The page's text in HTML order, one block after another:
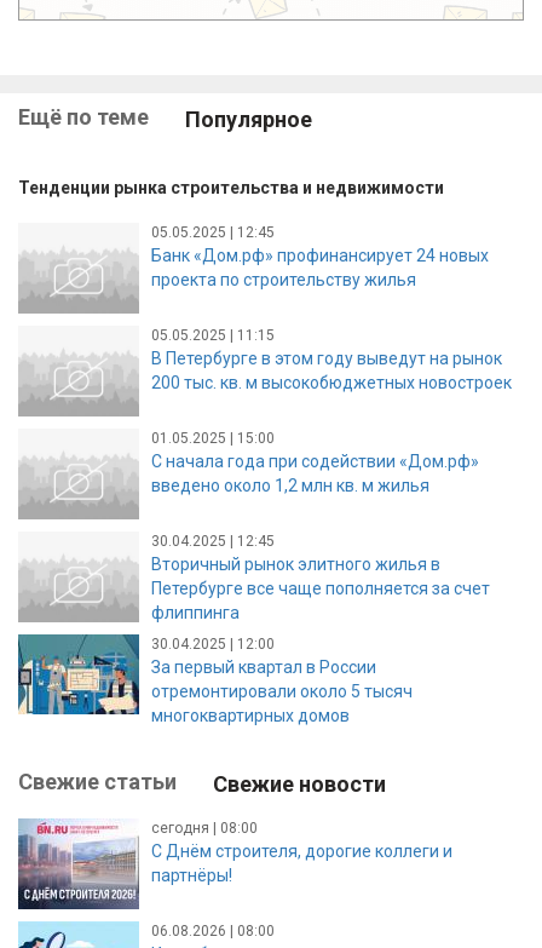
Ещё по теме Популярное
Тенденции рынка строительства и недвижимости
05.05.2025 | 12:45
Банк «Дом.рф» профинансирует 24 новых
проекта по строительству жилья
05.05.2025 | 11:15
В Петербурге в этом году выведут на рынок
200 тыс. кв. м высокобюджетных новостроек
01.05.2025 | 15:00
С начала года при содействии «Дом.рф»
введено около 1,2 млн кв. м жилья
30.04.2025 | 12:45
Вторичный рынок элитного жилья в
Петербурге все чаще пополняется за счет
флиппинга
30.04.2025 | 12:00
За первый квартал в России
отремонтировали около 5 тысяч
многоквартирных домов
Свежие статьи Свежие новости
сегодня | 08:00
С Днём строителя, дорогие коллеги и
партнёры!
06.08.2026 | 08:00